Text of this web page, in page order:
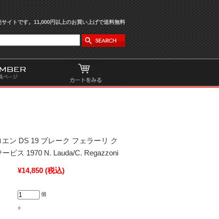
イトです。11,000円以上のお買い上げで送料無料
ン DS 19 ブレーク フェラーリ ク
ビス 1970 N. Lauda/C. Regazzoni
¥14,850 (税込)
個
○